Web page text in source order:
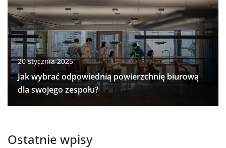
20 stycznia 2025
Jak wybrać odpowiednią powierzchnię biurową
dla swojego zespołu?
Ostatnie wpisy